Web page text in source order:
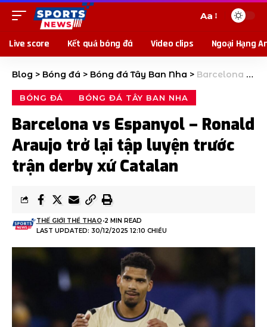
Aa
Live score Kết quả bóng đá Video clips Ngoại Hạng
Blog > Bóng đá > Bóng đá Tây Ban Nha > Barcelona vs Espanyol – Ronald Araujo trở lại tập luyện trước trận derby xứ Catalan
BÓNG ĐÁ BÓNG ĐÁ TÂY BAN NHA
Barcelona vs Espanyol – Ronald
Araujo trở lại tập luyện trước
trận derby xứ Catalan
LAST UPDATED: 30/12/2025 12:10 CHIỀU
THẾ GIỚI THỂ THAO 2 MIN READ